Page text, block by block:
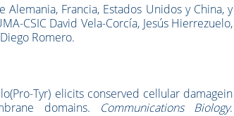
Francia, Estados Unidos y China, y
CSIC David Vela-Corcía, Jesús Hierrezuelo,
Romero.
Tyr) elicits conserved cellular damagein
domains. Communications Biology.